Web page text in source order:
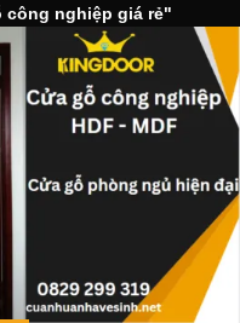
công nghiệp giá rẻ"